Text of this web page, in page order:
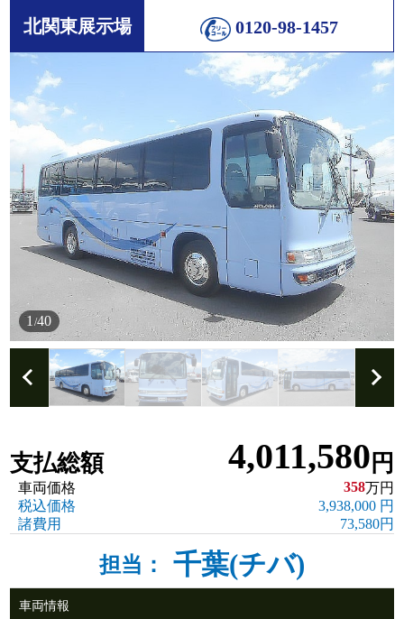
北関東展示場 0120-98-1457
1 /40
支払総額 4,011,580 円
車両価格 358万円
税込価格
3,938,000 円
諸費用
73,580円
担当： 千葉(チバ)
車両情報